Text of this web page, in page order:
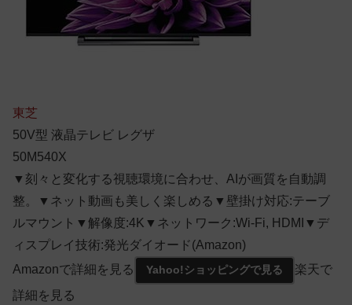
東芝
50V型 液晶テレビ レグザ
50M540X
▼刻々と変化する視聴環境に合わせ、AIが画質を自動調
整。▼ネット動画も美しく楽しめる▼壁掛け対応:テーブ
ルマウント▼解像度:4K▼ネットワーク:Wi-Fi, HDMI▼デ
ィスプレイ技術:発光ダイオード(Amazon)
Amazonで詳細を見る
Yahoo!ショッピングで見る
楽天で
詳細を見る